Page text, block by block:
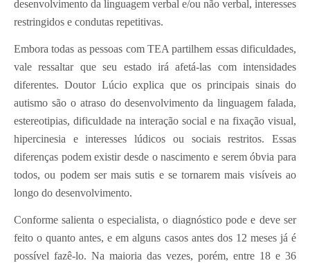
desenvolvimento da linguagem verbal e/ou não verbal, interesses
restringidos e condutas repetitivas.
Embora todas as pessoas com TEA partilhem essas dificuldades,
vale ressaltar que seu estado irá afetá-las com intensidades
diferentes. Doutor Lúcio explica que os principais sinais do
autismo são o atraso do desenvolvimento da linguagem falada,
estereotipias, dificuldade na interação social e na fixação visual,
hipercinesia e interesses lúdicos ou sociais restritos. Essas
diferenças podem existir desde o nascimento e serem óbvia para
todos, ou podem ser mais sutis e se tornarem mais visíveis ao
longo do desenvolvimento.
Conforme salienta o especialista, o diagnóstico pode e deve ser
feito o quanto antes, e em alguns casos antes dos 12 meses já é
possível fazê-lo. Na maioria das vezes, porém, entre 18 e 36